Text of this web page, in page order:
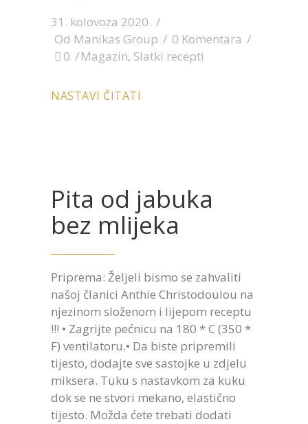
31. kolovoza 2020.
Od Manikas Group
0 Komentara
0
Magazin, Slatki recepti
NASTAVI ČITATI
Pita od jabuka
bez mlijeka
Priprema: Željeli bismo se zahvaliti
našoj članici Anthie Christodoulou na
njezinom složenom i lijepom receptu
!!! • Zagrijte pećnicu na 180 * C (350 *
F) ventilatoru.• Da biste pripremili
tijesto, dodajte sve sastojke u zdjelu
miksera. Tuku s nastavkom za kuku
dok se ne stvori mekano, elastično
tijesto. Možda ćete trebati dodati